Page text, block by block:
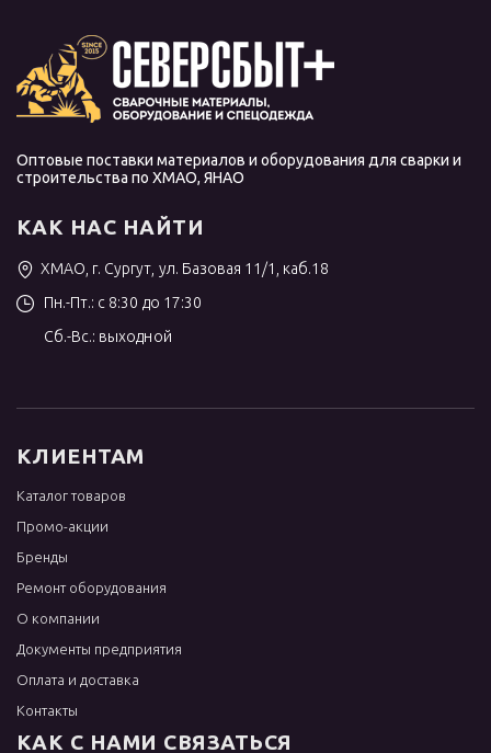
Оптовые поставки материалов и оборудования для сварки и
строительства по ХМАО, ЯНАО
КАК НАС НАЙТИ
ХМАО, г. Сургут, ул. Базовая 11/1, каб.18
Пн.-Пт.: с 8:30 до 17:30
Сб.-Вс.: выходной
КЛИЕНТАМ
Каталог товаров
Промо-акции
Бренды
Ремонт оборудования
О компании
Документы предприятия
Оплата и доставка
Контакты
КАК С НАМИ СВЯЗАТЬСЯ